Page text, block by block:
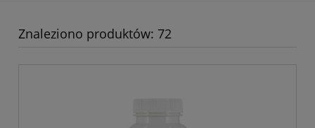
Znaleziono produktów: 72